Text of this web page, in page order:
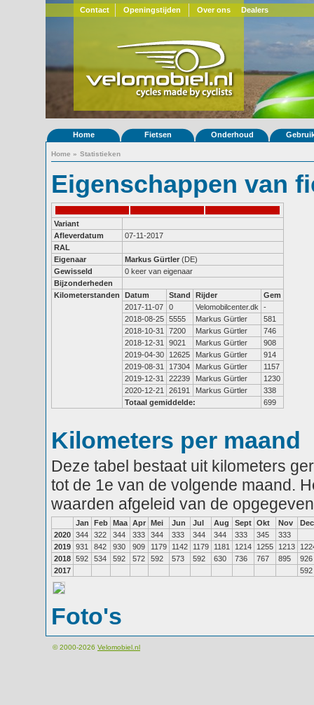
Contact Openingstijden Over ons Dealers
Home Fietsen Onderhoud
Home » Statistieken
Eigenschappen van
Variant
Afleverdatum
07-11-2017
RAL
Eigenaar
Markus Gürtler (DE)
Gewisseld
0 keer van eigenaar
Bijzonderheden
Kilometerstanden
Datum Stand Rijder
Gem
2017-11-07
0 Velomobilcenter.dk
-
2018-08-25 5555 Markus Gürtler
581
2018-10-31
7200 Markus Gürtler
746
2018-12-31
9021 Markus Gürtler
908
2019-04-30
12625 Markus Gürtler
914
2019-08-31
17304 Markus Gürtler
1157
2019-12-31
22239 Markus Gürtler
1230
2020-12-21
26191 Markus Gürtler
338
Totaal gemiddelde:
699
Kilometers per maand
Deze tabel bestaat uit kilometers
tot de 1e van de volgende maand.
waarden afgeleid van de
Jan Feb Maa Apr Mei Jun Jul Aug Sept Okt Nov
Dec
2020 344 322 344 333 344 333 344 344 333 345
333
2019 931 842 930 909 1179 1142 1179 1181 1214 1255 1213
2018 592 534 592 572 592 573 592 630 736 767 895
926
2017
592
Foto's
© 2000-2026 Velomobiel.nl